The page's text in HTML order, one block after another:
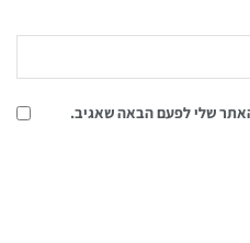
שלי לפעם הבאה שאגיב.